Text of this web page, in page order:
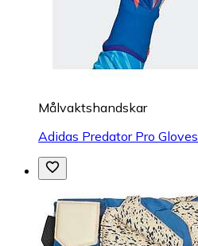
Målvaktshandskar
Adidas Predator Pro Gloves